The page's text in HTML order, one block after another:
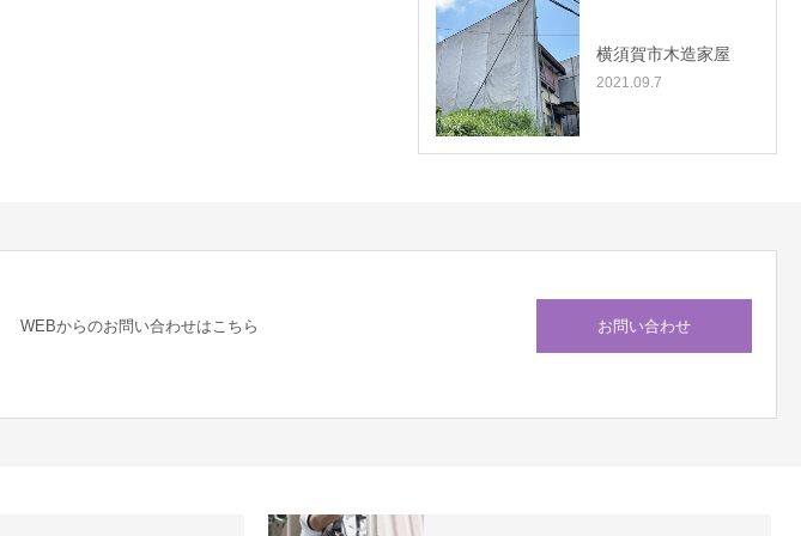
横須賀市木造家屋
2021.09.7
WEBからのお問い合わせはこちら お問い合わせ